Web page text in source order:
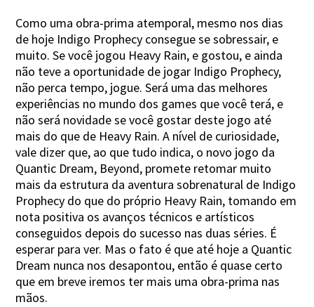
Como uma obra-prima atemporal, mesmo nos dias
de hoje Indigo Prophecy consegue se sobressair, e
muito. Se você jogou Heavy Rain, e gostou, e ainda
não teve a oportunidade de jogar Indigo Prophecy,
não perca tempo, jogue. Será uma das melhores
experiências no mundo dos games que você terá, e
não será novidade se você gostar deste jogo até
mais do que de Heavy Rain. A nível de curiosidade,
vale dizer que, ao que tudo indica, o novo jogo da
Quantic Dream, Beyond, promete retomar muito
mais da estrutura da aventura sobrenatural de Indigo
Prophecy do que do próprio Heavy Rain, tomando em
nota positiva os avanços técnicos e artísticos
conseguidos depois do sucesso nas duas séries. É
esperar para ver. Mas o fato é que até hoje a Quantic
Dream nunca nos desapontou, então é quase certo
que em breve iremos ter mais uma obra-prima nas
mãos.